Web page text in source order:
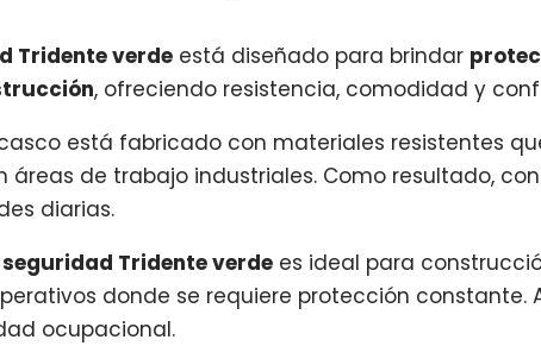
Tridente verde está diseñado para brindar
, ofreciendo resistencia, comodidad y
está fabricado con materiales resistentes
áreas de trabajo industriales. Como resultado,
diarias.
Tridente verde es ideal para
donde se requiere protección
ocupacional.